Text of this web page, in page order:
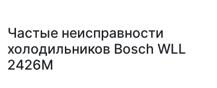
Частые неисправности
холодильников Bosch WLL
2426M